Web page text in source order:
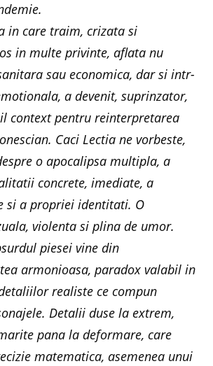
in care traim, crizata si
in multe privinte, aflata nu
sau economica, dar si intr-
a devenit, suprinzator,
context pentru reinterpretarea
Caci Lectia ne vorbeste,
o apocalipsa multipla, a
concrete, imediate, a
si a propriei identitati. O
violenta si plina de umor.
piesei vine din
armonioasa, paradox valabil in
realiste ce compun
Detalii duse la extrem,
pana la deformare, care
matematica, asemenea unui